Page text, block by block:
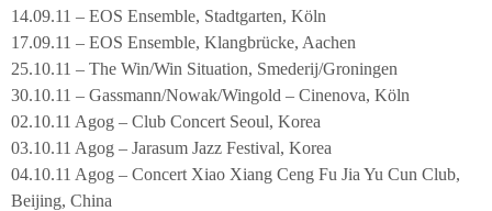
14.09.11 – EOS Ensemble, Stadtgarten, Köln
17.09.11 – EOS Ensemble, Klangbrücke, Aachen
25.10.11 – The Win/Win Situation, Smederij/Groningen
30.10.11 – Gassmann/Nowak/Wingold – Cinenova, Köln
02.10.11 Agog – Club Concert Seoul, Korea
03.10.11 Agog – Jarasum Jazz Festival, Korea
04.10.11 Agog – Concert Xiao Xiang Ceng Fu Jia Yu Cun Club,
Beijing, China